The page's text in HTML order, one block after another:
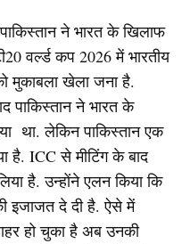
ने भारत के खिलाफ
वर्ल्ड कप 2026 में भारतीय
मुकाबला खेला जना है.
पाकिस्तान ने भारत के
था. लेकिन पाकिस्तान एक
है. ICC से मीटिंग के बाद
है. उन्होंने एलन किया कि
इजाजत दे दी है. ऐसे में
हो चुका है अब उनकी